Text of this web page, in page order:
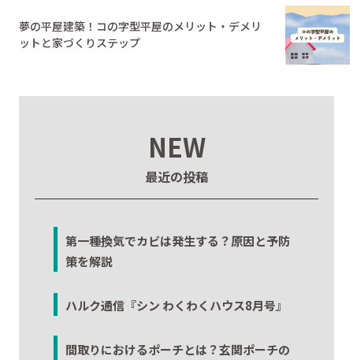
夢の平屋建築！コの字型平屋のメリット・デメリ
ットと家づくりステップ
NEW
最近の投稿
第一種換気でカビは発生する？原因と予防
策を解説
ハルク通信『シン わくわくハウス8月号』
間取りにおけるポーチとは？玄関ポーチの